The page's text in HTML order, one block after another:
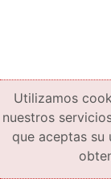
Utilizamos
nuestros
que aceptas su